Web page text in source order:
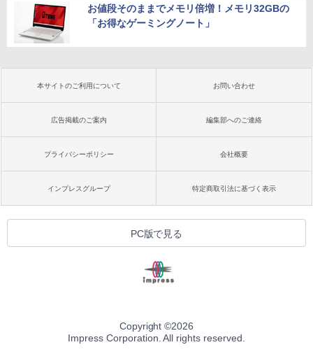
お値段そのままでメモリ倍増！メモリ32GBの
「お得なゲーミングノート」
本サイトのご利用について お問い合わせ
広告掲載のご案内 編集部へのご連絡
プライバシーポリシー 会社概要
インプレスグループ 特定商取引法に基づく表示
PC版で見る
Copyright ©2026
Impress Corporation. All rights reserved.